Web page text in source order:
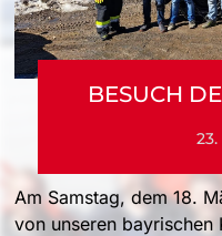
BESUCH
Am Samstag, dem 18.
von unseren bayrischen